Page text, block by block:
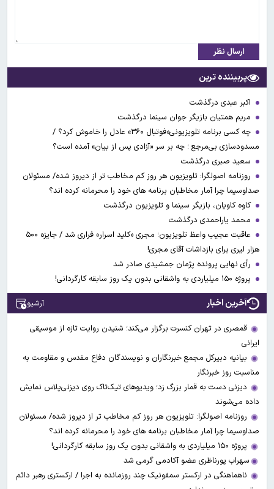
ارسال نظر
پربیننده ترین
اکبر عبدی درگذشت
مریم همتیان بازیگر جوان سینما درگذشت
چه کسی برنامه تلویزیونی«فوتبال ۳۶۰» عادل را خاموش کرد؟ /
مسدودسازی بی‌مرجع ؛ چه بر سر «آزادی پس از بیان» آمده است؟
سعید صبری درگذشت
روزنامه اصولگرا: تلویزیون هر روز کم مخاطب تر از دیروز شده/ مسئولان
صداوسیما چرا آمار مخاطبان برنامه های خود را محرمانه کرده اند؟
کاوه کاویان، بازیگر سینما و تلویزیون درگذشت
محمد یاراحمدی درگذشت
عاقبت عجیب واعظ تلویزیون؛ مجری «کلید اسرار» فراری شد / جایزه ۵۰۰
هزار لیری برای بازداشات آقای مجری!
رأی نهایی پرونده پژمان جمشیدی صادر شد
پروژه ۱۵۰ میلیاردی به واشقانی بدون یک روز سابقه کارگردانی!
آخرین اخبار آرشیو
قمصری در تهران کنسرت برگزار می‌کند؛ شنیدن روایت تازه از موسیقی
ایرانی
بیانیه دبیرکل مجمع خبرنگاران و نویسندگان دفاع مقدس و مقاومت به
مناسبت روز خبرنگار
دیزنی دست به قمار بزرگ زد؛ ویدیوهای تیک‌تاک روی دیزنی‌پلاس نمایش
داده می‌شوند
روزنامه اصولگرا: تلویزیون هر روز کم مخاطب تر از دیروز شده/ مسئولان
صداوسیما چرا آمار مخاطبان برنامه های خود را محرمانه کرده اند؟
پروژه ۱۵۰ میلیاردی به واشقانی بدون یک روز سابقه کارگردانی!
​​​​​​​سهراب پورناظری عضو آکادمی گرمی شد
ناهماهنگی در ارکستر سمفونیک چند روزمانده به اجرا / ارکستری رهبر دائم